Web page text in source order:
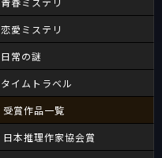
恋愛ミステリ
日常の謎
タイムトラベル
受賞作品一覧
日本推理作家協会賞